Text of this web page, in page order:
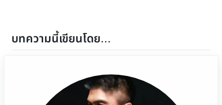
บทความนี้เขียนโดย...